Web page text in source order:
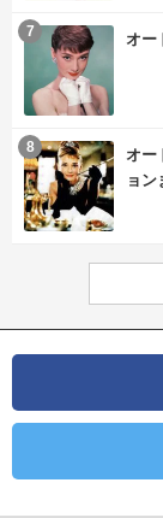
オー
7
オー
ョ
8